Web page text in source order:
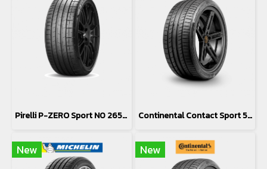
Pirelli P-ZERO Sport N0 265/40R21 Continental Contact Sport 5P SUV N0 295/35R21
New New